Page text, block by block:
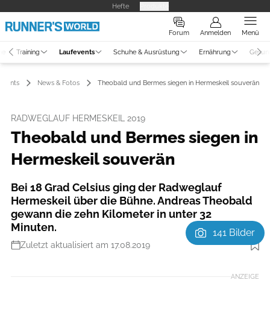
Hefte
Forum Anmelden Menü
Training Laufevents Schuhe & Ausrüstung Ernährung
News & Fotos Theobald und Bermes siegen in Hermeskeil souverän
RADWEGLAUF HERMESKEIL 2019
Theobald und Bermes siegen in
Hermeskeil souverän
Bei 18 Grad Celsius ging der Radweglauf
Hermeskeil über die Bühne. Andreas Theobald
gewann die zehn Kilometer in unter 32
Minuten.
Zuletzt aktualisiert am 17.08.2019
141 Bilder
ANZEIGE